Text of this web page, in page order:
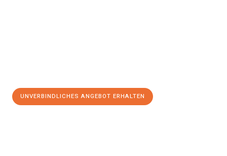
UNVERBINDLICHES ANGEBOT ERHALTEN